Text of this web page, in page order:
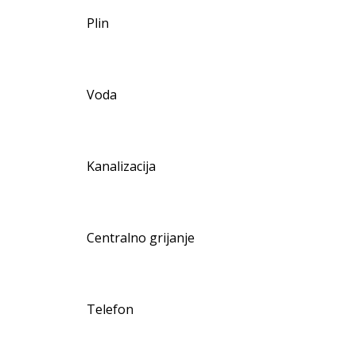
Plin
Voda
Kanalizacija
Centralno grijanje
Telefon